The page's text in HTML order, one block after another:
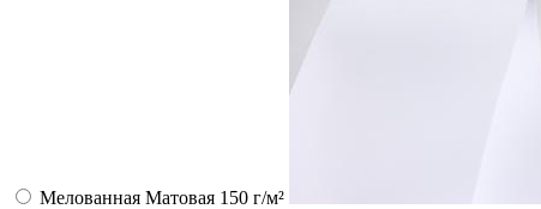
Мелованная Матовая 150 г/м²